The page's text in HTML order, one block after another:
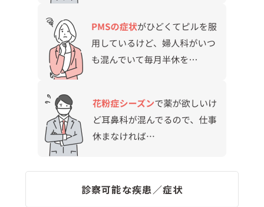
診察可能な疾患／症状